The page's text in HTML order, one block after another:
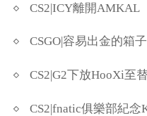
CS2|ICY離開AMKAL
CSGO|容易出金的箱子
CS2|G2下放HooXi至
CS2|fnatic俱樂部紀